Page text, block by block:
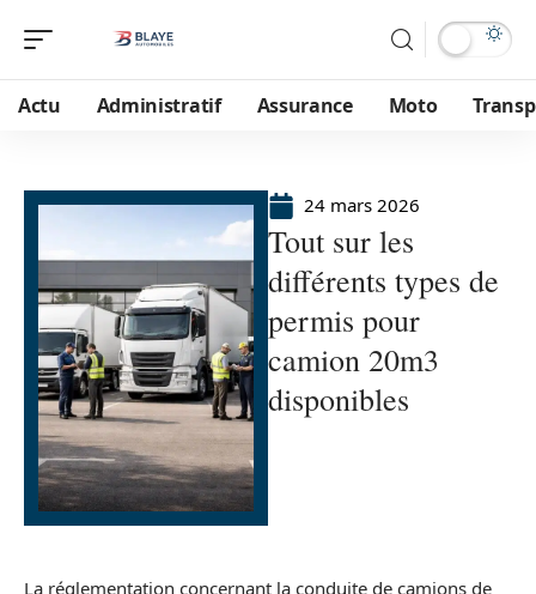
Actu Administratif Assurance Moto
24 mars 2026
Tout sur les
différents types de
permis pour
camion 20m3
disponibles
La réglementation concernant la conduite de camions de